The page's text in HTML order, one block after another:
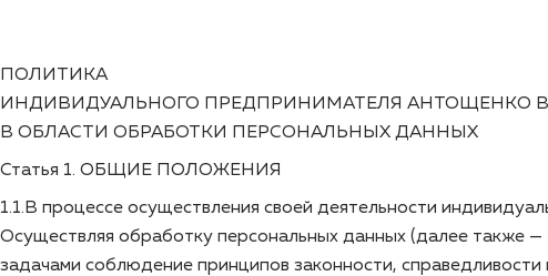
ПОЛИТИКА
ИНДИВИДУАЛЬНОГО ПРЕДПРИНИМАТЕЛЯ АНТОЩЕНКО
В ОБЛАСТИ ОБРАБОТКИ ПЕРСОНАЛЬНЫХ ДАННЫХ
Статья 1. ОБЩИЕ ПОЛОЖЕНИЯ
1.1.В процессе осуществления своей деятельности
Осуществляя обработку персональных данных (далее также
задачами соблюдение принципов законности,